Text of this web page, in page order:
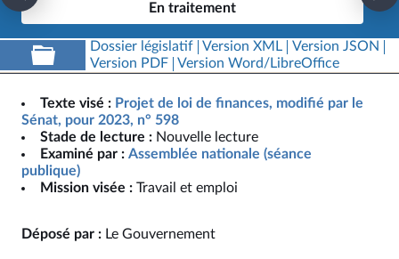
En traitement
Dossier législatif Version XML
Version JSON
Version PDF
Version Word/LibreOffice
Texte visé : Projet de loi de finances, modifié par le
Sénat, pour 2023, n° 598
Stade de lecture : Nouvelle lecture
Examiné par : Assemblée nationale (séance
publique)
Mission visée : Travail et emploi
Déposé par : Le Gouvernement